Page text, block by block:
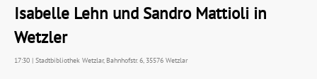
Isabelle Lehn und Sandro Mattioli in
Wetzler
17:30 | Stadtbibliothek Wetzlar, Bahnhofstr. 6, 35576 Wetzlar